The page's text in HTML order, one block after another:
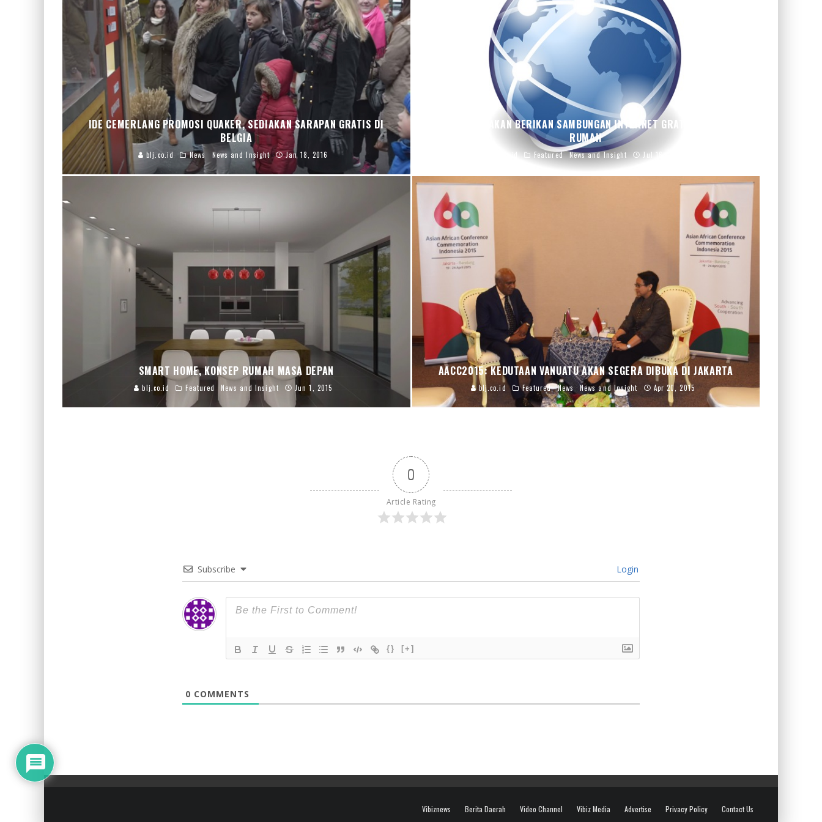
IDE CEMERLANG PROMOSI QUAKER, SEDIAKAN SARAPAN GRATIS DI
BELGIA
blj.co.id News News and Insight Jan 18, 2016
AMERIKA UPAYAKAN BERIKAN SAMBUNGAN INTERNET GRATIS KE RUMAH-
RUMAH
blj.co.id Featured News and Insight Jul 16, 2015
SMART HOME, KONSEP RUMAH MASA DEPAN
blj.co.id Featured News and Insight Jun 1, 2015
AACC2015: KEDUTAAN VANUATU AKAN SEGERA DIBUKA DI JAKARTA
blj.co.id Featured News News and Insight Apr 20, 2015
0
Article Rating
Subscribe Login
{} [+]
0 COMMENTS
Vibiznews Berita Daerah Video Channel Vibiz Media Advertise Privacy Policy Contact Us